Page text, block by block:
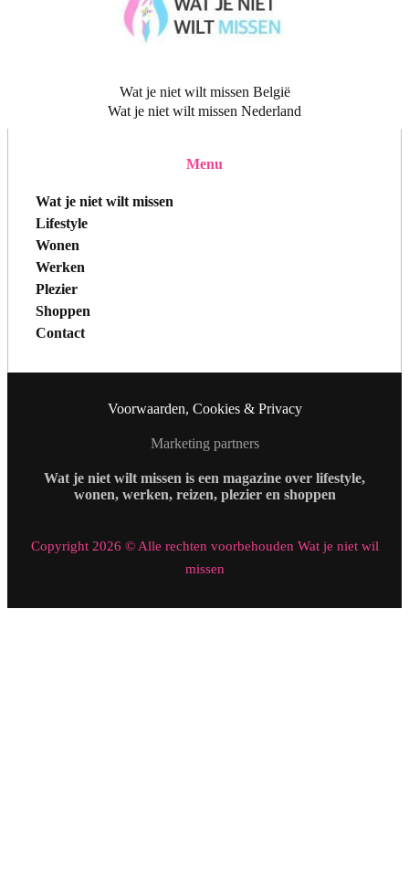
Wat je niet wilt missen België
Wat je niet wilt missen Nederland
Menu
Wat je niet wilt missen
Lifestyle
Wonen
Werken
Plezier
Shoppen
Contact
Voorwaarden, Cookies & Privacy
Marketing partners
Wat je niet wilt missen is een magazine over lifestyle,
wonen, werken, reizen, plezier en shoppen
Copyright 2026 © Alle rechten voorbehouden Wat je niet wil
missen